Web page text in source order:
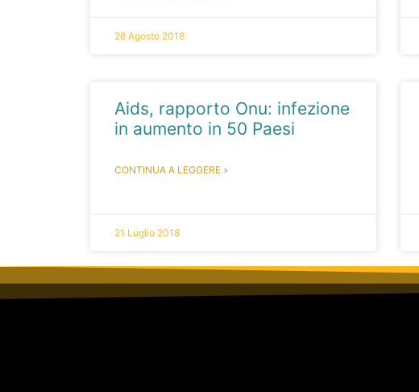
28 Agosto 2018
Aids, rapporto Onu: infezione
in aumento in 50 Paesi
CONTINUA A LEGGERE »
21 Luglio 2018